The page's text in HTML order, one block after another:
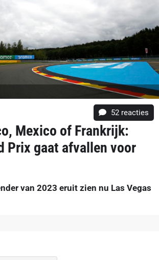
52 reacties
Mexico of Frankrijk:
Prix gaat afvallen voor
van 2023 eruit zien nu Las Vegas